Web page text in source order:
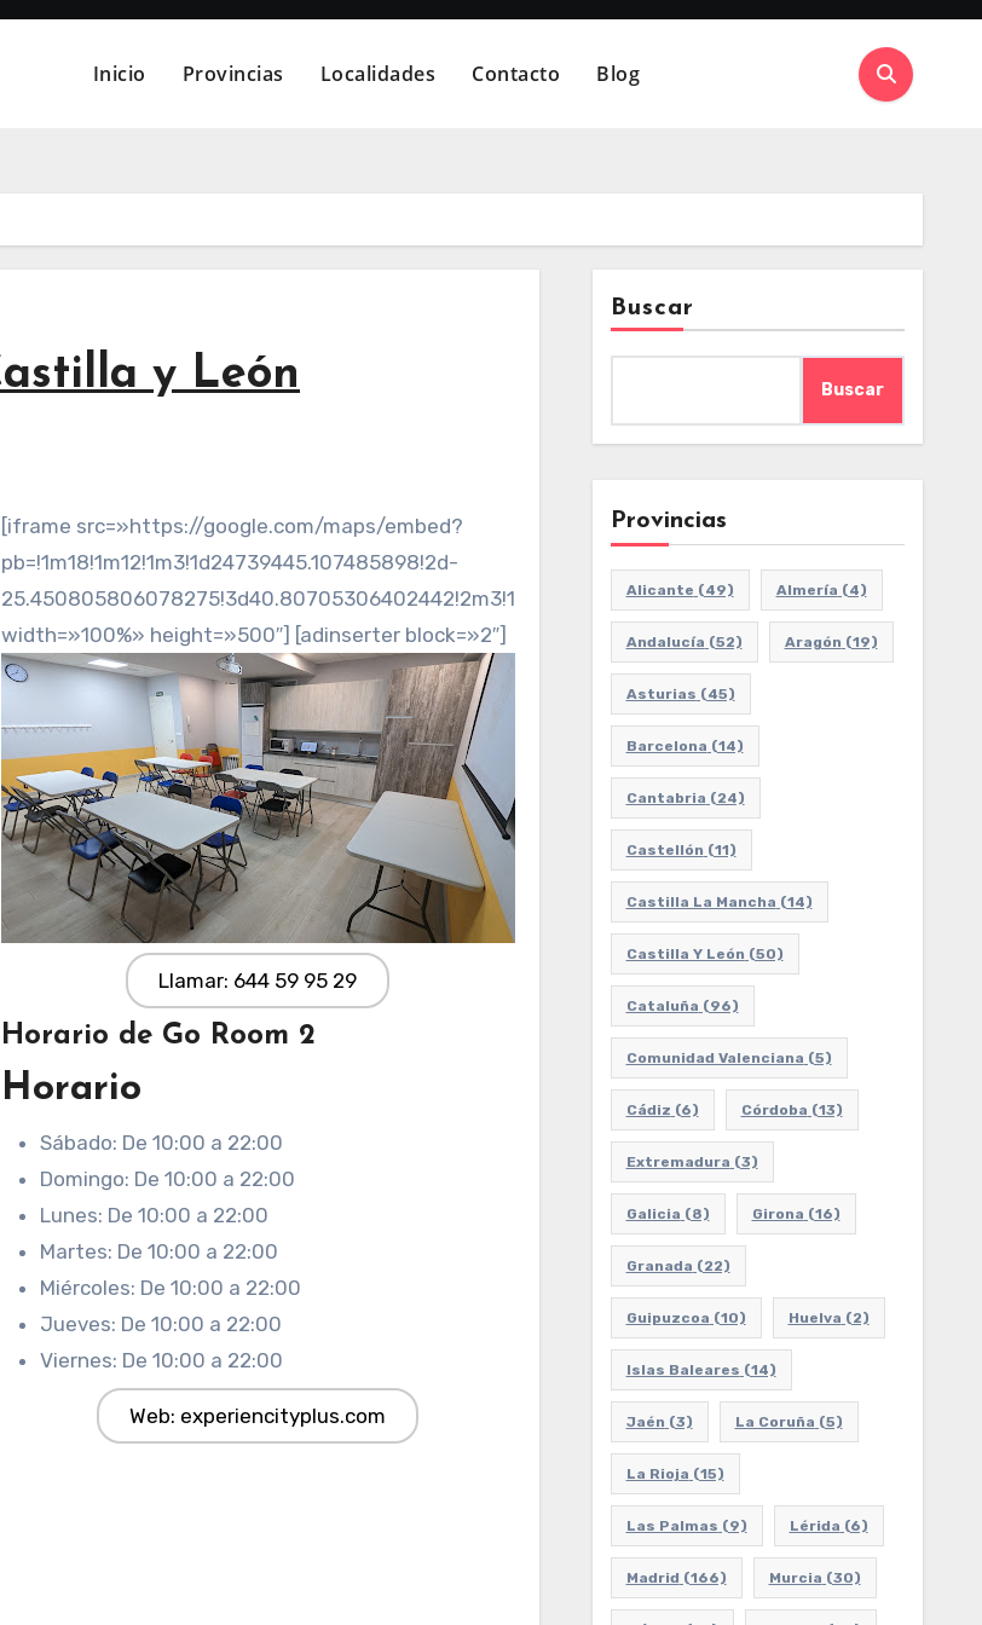
Inicio Provincias Localidades Contacto Blog
y León
[iframe src=»https://google.com/maps/embed?
pb=!1m18!1m12!1m3!1d24739445.107485898!2d-
width=»100%» height=»500″] [adinserter block=»2″]
Llamar: 644 59 95 29
Horario de Go Room 2
Horario
Sábado: De 10:00 a 22:00
Domingo: De 10:00 a 22:00
Lunes: De 10:00 a 22:00
Martes: De 10:00 a 22:00
Miércoles: De 10:00 a 22:00
Jueves: De 10:00 a 22:00
Viernes: De 10:00 a 22:00
Web: experiencityplus.com
Buscar
Buscar
Provincias
Alicante (49) Almería (4)
Andalucía (52) Aragón (19)
Asturias (45)
Barcelona (14)
Cantabria (24)
Castellón (11)
Castilla La Mancha (14)
Castilla Y León (50)
Cataluña (96)
Comunidad Valenciana (5)
Cádiz (6) Córdoba (13)
Extremadura (3)
Galicia (8) Girona (16)
Granada (22)
Guipuzcoa (10) Huelva (2)
Islas Baleares (14)
Jaén (3) La Coruña (5)
La Rioja (15)
Las Palmas (9) Lérida (6)
Madrid (166) Murcia (30)